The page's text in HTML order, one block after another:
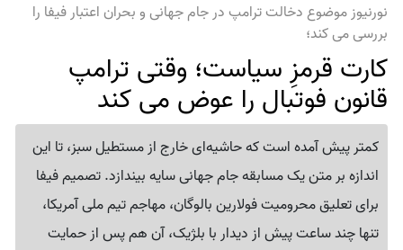
نورنیوز موضوع دخالت ترامپ در جام جهانی و بحران اعتبار فیفا را
بررسی می کند؛
کارت قرمزِ سیاست؛ وقتی ترامپ
قانون فوتبال را عوض می کند
کمتر پیش آمده است که حاشیه‌ای خارج از مستطیل سبز، تا این
اندازه بر متن یک مسابقه جام جهانی سایه بیندازد. تصمیم فیفا
برای تعلیق محرومیت فولارین بالوگان، مهاجم تیم ملی آمریکا،
تنها چند ساعت پیش از دیدار با بلژیک، آن هم پس از حمایت